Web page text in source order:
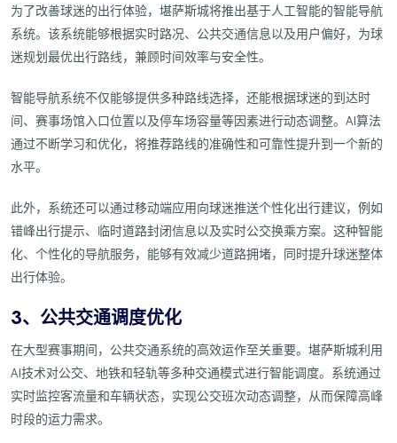
为了改善球迷的出行体验，堪萨斯城将推出基于人工智能的智能导航
系统。该系统能够根据实时路况、公共交通信息以及用户偏好，为球
迷规划最优出行路线，兼顾时间效率与安全性。
智能导航系统不仅能够提供多种路线选择，还能根据球迷的到达时
间、赛事场馆入口位置以及停车场容量等因素进行动态调整。AI算法
通过不断学习和优化，将推荐路线的准确性和可靠性提升到一个新的
水平。
此外，系统还可以通过移动端应用向球迷推送个性化出行建议，例如
错峰出行提示、临时道路封闭信息以及实时公交换乘方案。这种智能
化、个性化的导航服务，能够有效减少道路拥堵，同时提升球迷整体
出行体验。
3、公共交通调度优化
在大型赛事期间，公共交通系统的高效运作至关重要。堪萨斯城利用
AI技术对公交、地铁和轻轨等多种交通模式进行智能调度。系统通过
实时监控客流量和车辆状态，实现公交班次动态调整，从而保障高峰
时段的运力需求。